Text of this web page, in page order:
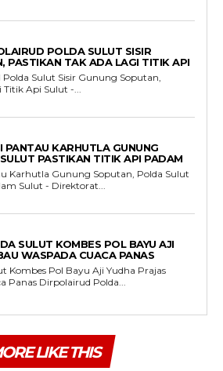
POLDA SULUT SISIR
PASTIKAN TAK ADA LAGI TITIK API
Sulut Sisir Gunung Soputan,
Pastikan Tak Ada Lagi Titik Api Sulut -...
PANTAU KARHUTLA GUNUNG
PASTIKAN TITIK API PADAM
Karhutla Gunung Soputan, Polda Sulut
Pastikan Titik Api Padam Sulut - Direktorat...
SULUT KOMBES POL BAYU AJI
WASPADA CUACA PANAS
Kombes Pol Bayu Aji Yudha Prajas
Imbau Waspada Cuaca Panas Dirpolairud Polda...
LIKE THIS